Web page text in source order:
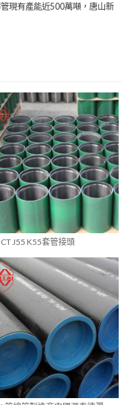
現有產能近500萬噸，唐山新
J55 K55套管接頭